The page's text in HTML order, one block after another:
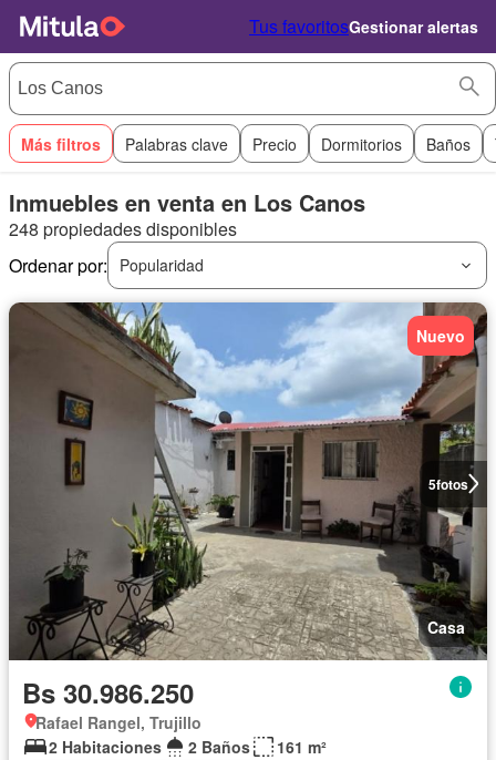
Tus favoritosGestionar alertas
Más filtros Palabras clave Precio Dormitorios Baños
Inmuebles en venta en Los Canos
248 propiedades disponibles
Ordenar por:
Popularidad
5fotos
Nuevo
Casa
Bs 30.986.250
Rafael Rangel, Trujillo
2 Habitaciones
2 Baños
161 m²